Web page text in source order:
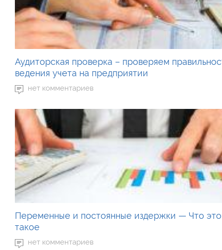
Аудиторская проверка – проверяем
ведения учета на предприятии
нет комментариев
Переменные и постоянные издержки — Что это
такое
нет комментариев